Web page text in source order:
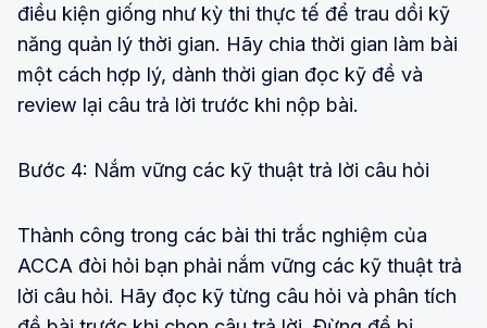
điều kiện giống như kỳ thi thực tế để trau dồi kỹ
năng quản lý thời gian. Hãy chia thời gian làm bài
một cách hợp lý, dành thời gian đọc kỹ đề và
review lại câu trả lời trước khi nộp bài.
Bước 4: Nắm vững các kỹ thuật trả lời câu hỏi
Thành công trong các bài thi trắc nghiệm của
ACCA đòi hỏi bạn phải nắm vững các kỹ thuật trả
lời câu hỏi. Hãy đọc kỹ từng câu hỏi và phân tích